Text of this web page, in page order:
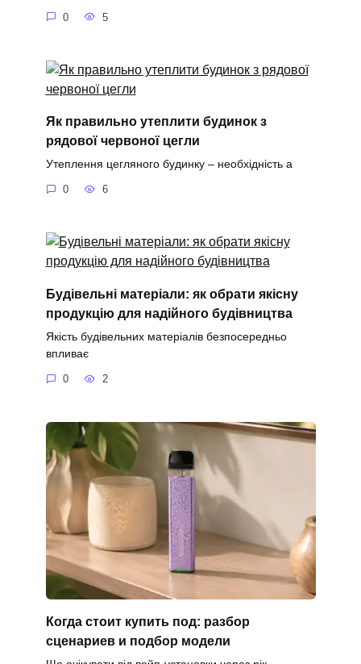
0 5
Як правильно утеплити будинок з
рядової червоної цегли
Утеплення цегляного будинку – необхідність а
0 6
Будівельні матеріали: як обрати якісну
продукцію для надійного будівництва
Якість будівельних матеріалів безпосередньо
впливає
0 2
Когда стоит купить под: разбор
сценариев и подбор модели